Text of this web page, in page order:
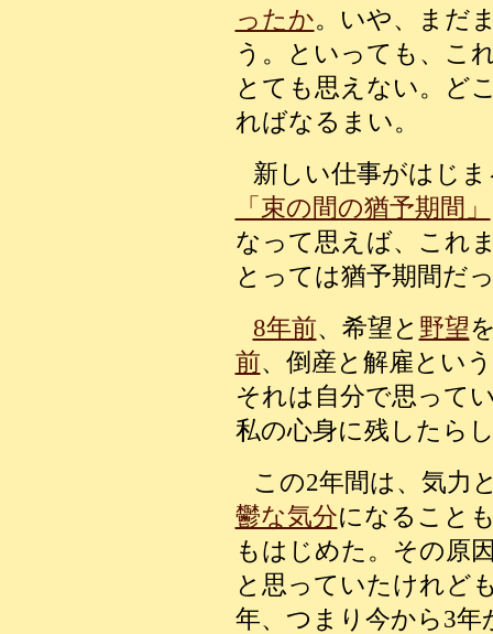
ったか。いや、まだ
う。といっても、こ
とても思えない。ど
ればなるまい。
新しい仕事がはじ
「束の間の猶予期間」
なって思えば、これ
とっては猶予期間だ
8年前、希望と 野望
前、倒産と解雇とい
それは自分で思って
私の心身に残したら
この2年間は、気力
鬱な気分になること
もはじめた。その原
と思っていたけれど
年、つまり今から3